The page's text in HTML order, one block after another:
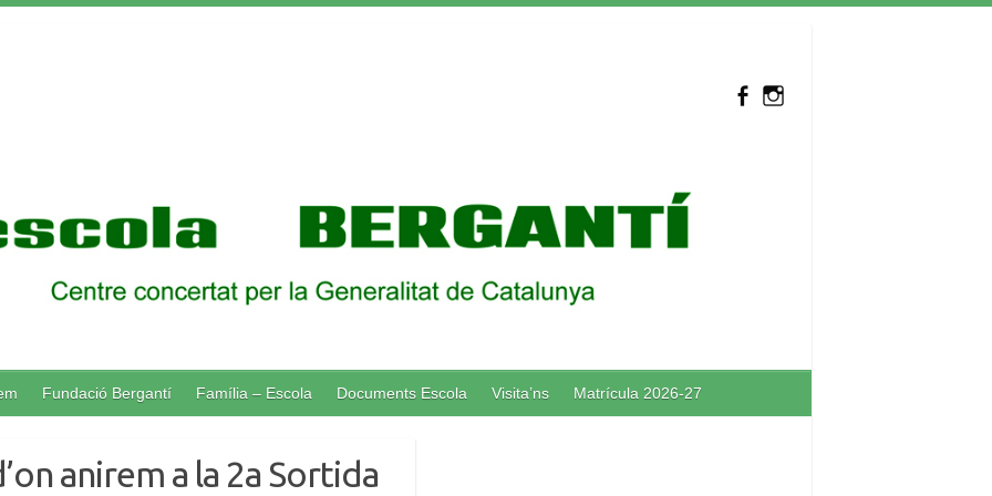
Fundació Bergantí Família – Escola Documents Escola Visita’ns Matrícula 2026-27
anirem a la 2a Sortida